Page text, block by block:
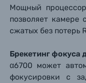
Мощный
позволяет
сжатых без потерь
Брекетинг фокуса
α6700 может
фокусировки с